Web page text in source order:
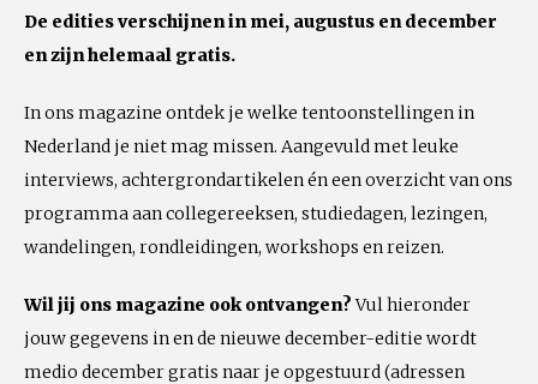
De edities verschijnen in mei, augustus en december
en zijn helemaal gratis.
In ons magazine ontdek je welke tentoonstellingen in
Nederland je niet mag missen. Aangevuld met leuke
interviews, achtergrondartikelen én een overzicht van ons
programma aan collegereeksen, studiedagen, lezingen,
wandelingen, rondleidingen, workshops en reizen.
Wil jij ons magazine ook ontvangen?Vul hieronder
jouw gegevens in en de nieuwe december-editie wordt
medio december gratis naar je opgestuurd(adressen